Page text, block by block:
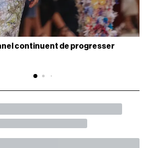
continuent de progresser
Leenaerdt est la lauréate
l'ANDAM 2026